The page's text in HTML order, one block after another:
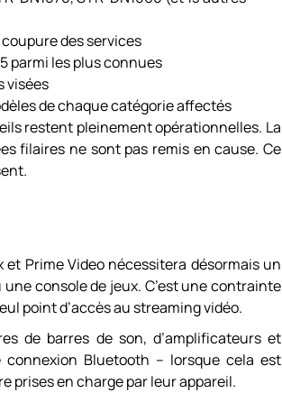
des services
parmi les plus connues
visées
de chaque catégorie affectés
restent pleinement opérationnelles. La
filaires ne sont pas remis en cause. Ce
Prime Video nécessitera désormais un
console de jeux. C’est une contrainte
point d’accès au streaming vidéo.
de barres de son, d’amplificateurs et
connexion Bluetooth – lorsque cela est
prises en charge par leur appareil.